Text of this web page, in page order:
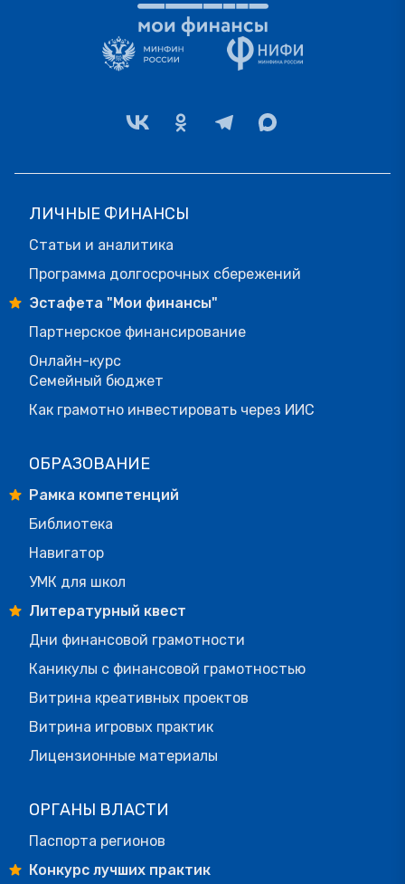
ЛИЧНЫЕ ФИНАНСЫ
Статьи и аналитика
Программа долгосрочных сбережений
Эстафета "Мои финансы"
Партнерское финансирование
Онлайн-курс
Семейный бюджет
Как грамотно инвестировать через ИИС
ОБРАЗОВАНИЕ
Рамка компетенций
Библиотека
Навигатор
УМК для школ
Литературный квест
Дни финансовой грамотности
Каникулы с финансовой грамотностью
Витрина креативных проектов
Витрина игровых практик
Лицензионные материалы
ОРГАНЫ ВЛАСТИ
Паспорта регионов
Конкурс лучших практик